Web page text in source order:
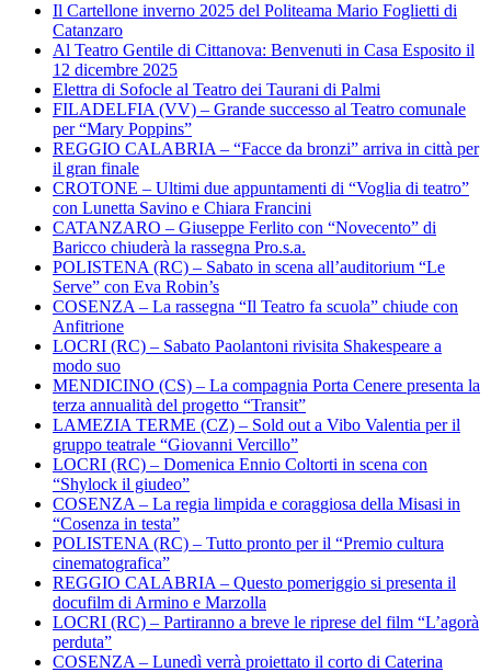
Il Cartellone inverno 2025 del Politeama Mario Foglietti di
Catanzaro
Al Teatro Gentile di Cittanova: Benvenuti in Casa Esposito il
12 dicembre 2025
Elettra di Sofocle al Teatro dei Taurani di Palmi
FILADELFIA (VV) – Grande successo al Teatro comunale
per “Mary Poppins”
REGGIO CALABRIA – “Facce da bronzi” arriva in città per
il gran finale
CROTONE – Ultimi due appuntamenti di “Voglia di teatro”
con Lunetta Savino e Chiara Francini
CATANZARO – Giuseppe Ferlito con “Novecento” di
Baricco chiuderà la rassegna Pro.s.a.
POLISTENA (RC) – Sabato in scena all’auditorium “Le
Serve” con Eva Robin’s
COSENZA – La rassegna “Il Teatro fa scuola” chiude con
Anfitrione
LOCRI (RC) – Sabato Paolantoni rivisita Shakespeare a
modo suo
MENDICINO (CS) – La compagnia Porta Cenere presenta la
terza annualità del progetto “Transit”
LAMEZIA TERME (CZ) – Sold out a Vibo Valentia per il
gruppo teatrale “Giovanni Vercillo”
LOCRI (RC) – Domenica Ennio Coltorti in scena con
“Shylock il giudeo”
COSENZA – La regia limpida e coraggiosa della Misasi in
“Cosenza in testa”
POLISTENA (RC) – Tutto pronto per il “Premio cultura
cinematografica”
REGGIO CALABRIA – Questo pomeriggio si presenta il
docufilm di Armino e Marzolla
LOCRI (RC) – Partiranno a breve le riprese del film “L’agorà
perduta”
COSENZA – Lunedì verrà proiettato il corto di Caterina